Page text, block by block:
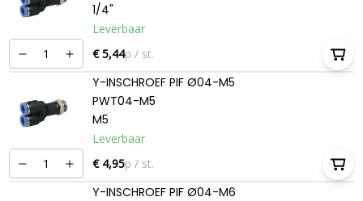
1/4"
Leverbaar
€ 5,44p / st.
Y-INSCHROEF PIF Ø04-M5
PWT04-M5
M5
Leverbaar
€ 4,95p / st.
Y-INSCHROEF PIF Ø04-M6